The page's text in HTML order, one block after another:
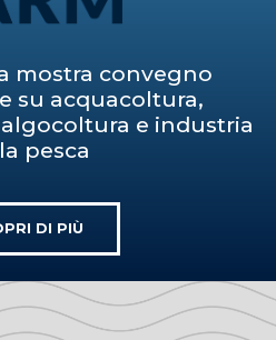
mostra convegno
su acquacoltura,
e industria
pesca
DI PIÙ